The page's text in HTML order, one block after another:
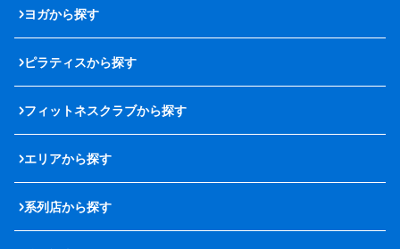
ヨガから探す
ピラティスから探す
フィットネスクラブから探す
エリアから探す
系列店から探す